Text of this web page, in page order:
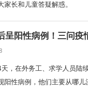
长和儿童答疑解惑。
呈阳性病例！三问疫
，在外务工、求学人员陆
阳性病例，他们主要从哪